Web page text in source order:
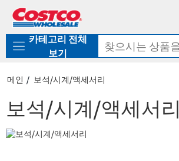
로
기
가
카테고리 전체
보기
메인 보석/시계/액세서리
보석/시계/액세서리